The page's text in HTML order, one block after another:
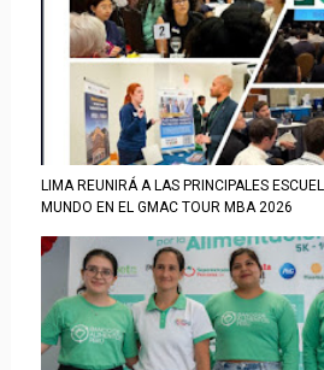
LIMA REUNIRÁ A LAS PRINCIPALES
MUNDO EN EL GMAC TOUR MBA 2026